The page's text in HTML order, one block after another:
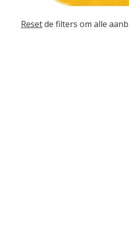
Resetde filters om alle